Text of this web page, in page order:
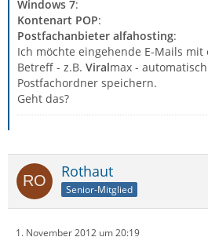
Windows 7:
Kontenart POP:
Postfachanbieter alfahosting:
Ich möchte eingehende E-Mails
Betreff - z.B. Viralmax -
Postfachordner speichern.
Geht das?
Rothaut
Senior-Mitglied
1. November 2012 um 20:19